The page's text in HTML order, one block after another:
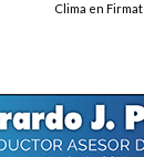
Clima en Firmat